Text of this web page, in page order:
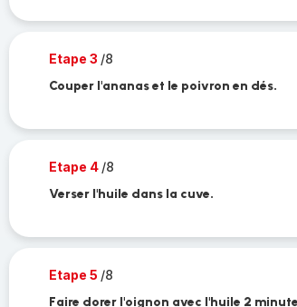
Etape 3 /8
Couper l'ananas et le poivron en dés.
Etape 4 /8
Verser l'huile dans la cuve.
Etape 5 /8
Faire dorer l'oignon avec l'huile 2